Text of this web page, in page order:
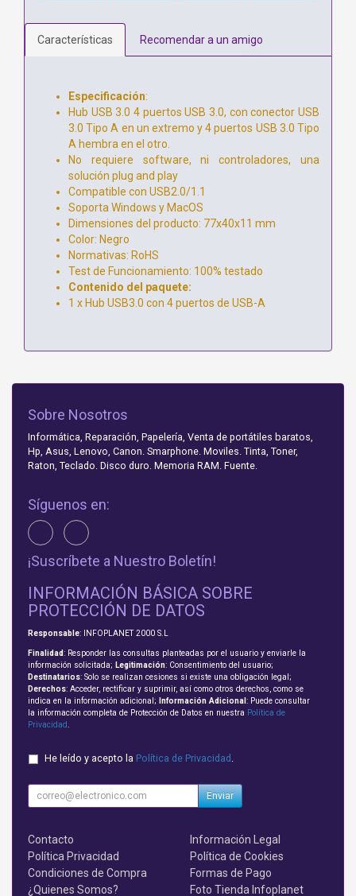
Características Recomendar a un amigo
Especificación:
Hub USB 3.0 4 puertos USB 3.0, con conector USB
3.0 Tipo A en un extremo y 4 puertos USB 3.0 Tipo
A hembra en el otro.
No requiere software, ni controladores, una
solución plug and play
Compatible con USB2.0/1.1
Soporta Windows y MacOS
Dimensiones del producto: 77x40x11 mm
Color: Negro
Normativas: RoHS
Test de Funcionamiento: 100% testado
Contenido del paquete:
1 x Hub USB3.0 con 4 puertos de USB-A
Sobre Nosotros
Informática, Reparación, Papelería, Venta de portátiles baratos,
Hp, Asus, Lenovo, Canon. Smarphone. Moviles. Tinta, Toner,
Raton, Teclado. Disco duro. Memoria RAM. Fuente.
Síguenos en:
¡Suscríbete a Nuestro Boletín!
INFORMACIÓN BÁSICA SOBRE
PROTECCIÓN DE DATOS
Responsable: INFOPLANET 2000 S.L
Finalidad: Responder las consultas planteadas por el usuario y enviarle la
información solicitada; Legitimación: Consentimiento del usuario;
Destinatarios: Solo se realizan cesiones si existe una obligación legal;
Derechos: Acceder, rectificar y suprimir, así como otros derechos, como se
indica en la información adicional;
Información Adicional : Puede consultar
la información completa de Protección de Datos en nuestra Política de
Privacidad
He leído y acepto la Política de Privacidad
Enviar
Contacto
Información Legal
Política Privacidad
Política de Cookies
Condiciones de Compra
Formas de Pago
¿Quienes Somos?
Foto Tienda Infoplanet